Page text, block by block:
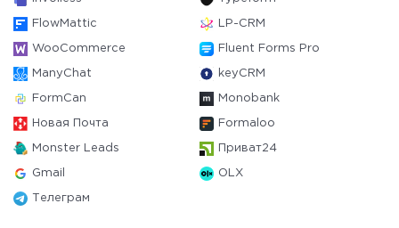
FlowMattic LP-CRM
WooCommerce Fluent Forms Pro
ManyChat keyCRM
FormCan Monobank
Новая Почта Formaloo
Monster Leads Приват24
Gmail OLX
Телеграм